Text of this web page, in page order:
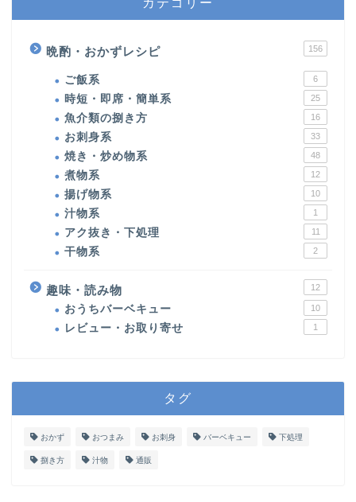
晩酌・おかずレシピ 156
ご飯系 6
時短・即席・簡単系 25
魚介類の捌き方 16
お刺身系 33
焼き・炒め物系 48
煮物系 12
揚げ物系 10
汁物系 1
アク抜き・下処理 11
干物系 2
趣味・読み物 12
おうちバーベキュー 10
レビュー・お取り寄せ 1
タグ
おかず おつまみ お刺身 バーベキュー 下処理
捌き方 汁物 通販